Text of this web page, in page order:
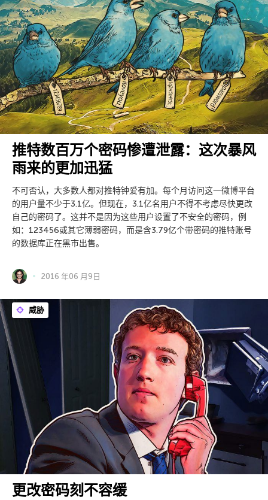
推特数百万个密码惨遭泄露：这次暴风
雨来的更加迅猛
不可否认，大多数人都对推特钟爱有加。每个月访问这一微博平台
的用户量不少于3.1亿。但现在，3.1亿名用户不得不考虑尽快更改
自己的密码了。这并不是因为这些用户设置了不安全的密码，例
如：123456或其它薄弱密码，而是含3.79亿个带密码的推特账号
的数据库正在黑市出售。
2016 年06 月9日
威胁
更改密码刻不容缓